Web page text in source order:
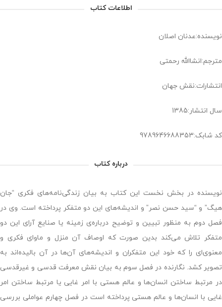
اطلاعات کتاب
نویسنده:عدنان اصلان
مترجم:انشاالله رحمتی
انتشارات:نقش جهان
سال انتشار:1385
کد شابک:9789646688353
درباره کتاب
نویسنده در بخش نخست این کتاب به بیان زندگی‌نامه‌های فکری “جان
هیگ” و “سید حسن نصر” و اندیشه‌های این دو متفکر پرداخته است. وی در
فصل دوم به منظور تبیین و توضیح درباره‌ی زمینه یا صنایع آرای این دو
متفکر تلاش می‌کند بدین صورت که اوصاف آن منزل و ماوای فکری و
معنوی‌ای را که خود این متفکران و اندیشه‌های آن‌ها در آن بالیده‌اند به
تصویر کشد. نگارنده در فصل سوم به بیان نقش معرفت قدسی و غیرقدسی
در مرتبط ساختن انسان‌ها و عالم هستی با امر غایی یا مرتبط ساختن امر
غایی با انسان‌ها و عالم هستی پرداخته است در فصل چهارم عواملی بررسی